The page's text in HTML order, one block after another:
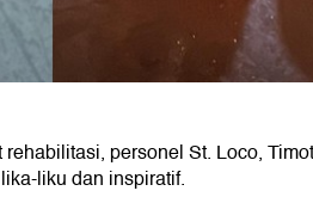
personel St. Loco,
liku dan inspiratif.